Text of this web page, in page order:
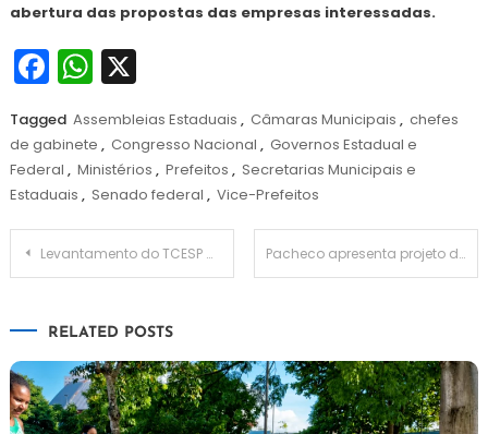
abertura das propostas das empresas interessadas.
Facebook
WhatsApp
X
Tagged Assembleias Estaduais , Câmaras Municipais , chefes
de gabinete , Congresso Nacional , Governos Estadual e
Federal , Ministérios , Prefeitos , Secretarias Municipais e
Estaduais , Senado federal , Vice-Prefeitos
Navegação
Levantamento do TCESP mostra piora na gestão previdenciária de municípios paulistas Pacheco apresenta projeto de nova Lei do Impeachment; saiba o que muda
RELATED POSTS